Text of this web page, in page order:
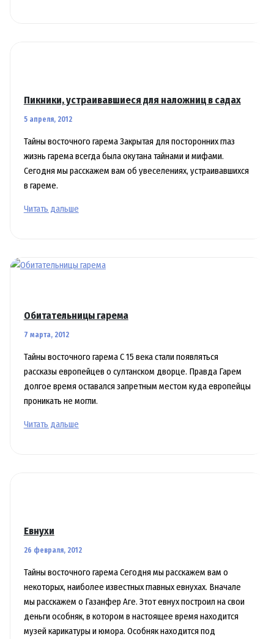
Пикники, устраивавшиеся для наложниц в садах
5 апреля, 2012
Тайны восточного гарема Закрытая для посторонних глаз
жизнь гарема всегда была окутана тайнами и мифами.
Сегодня мы расскажем вам об увеселениях, устраивавшихся
в гареме.
Пикники,
в
Читать дальше
Обитательницы гарема
7 марта, 2012
Тайны восточного гарема С 15 века стали появляться
рассказы европейцев о султанском дворце. Правда Гарем
долгое время оставался запретным местом куда европейцы
проникать не могли.
Обитательницы
Читать дальше
Евнухи
26 февраля, 2012
Тайны восточного гарема Сегодня мы расскажем вам о
некоторых, наиболее известных главных евнухах. Вначале
мы расскажем о Газанфер Аге. Этот евнух построил на свои
деньги особняк, в котором в настоящее время находится
музей карикатуры и юмора. Особняк находится под